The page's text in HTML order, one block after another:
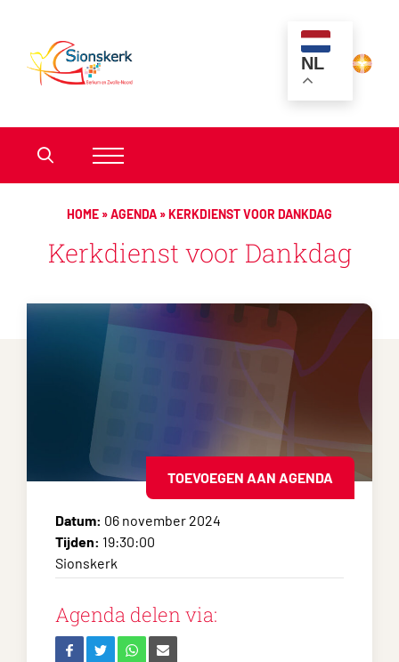
NL
HOME »AGENDA »KERKDIENST VOOR DANKDAG
Kerkdienst voor Dankdag
TOEVOEGEN AAN AGENDA
Datum: 06 november 2024
Tijden: 19:30:00
Sionskerk
Agenda delen via: